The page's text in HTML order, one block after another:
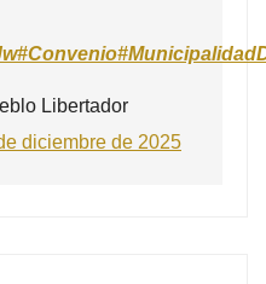
#Convenio
Libertador
diciembre de 2025